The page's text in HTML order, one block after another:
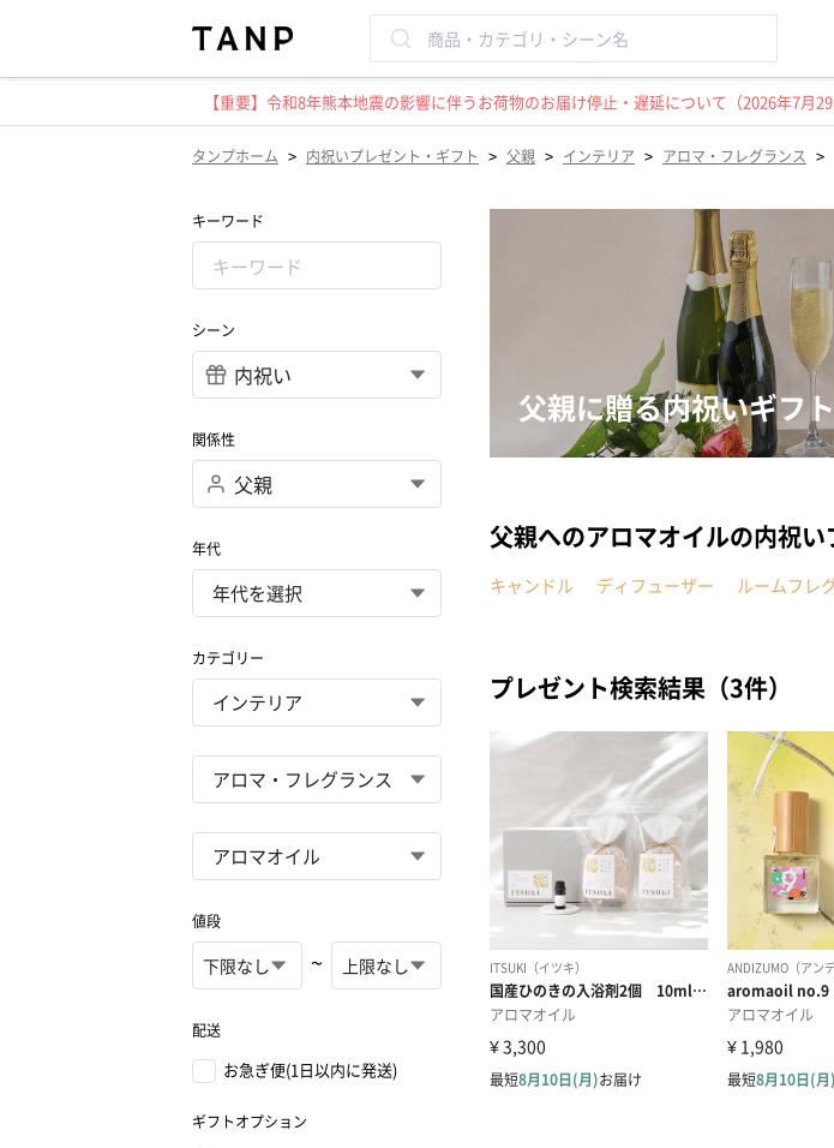
【重要】令和8年熊本地震の影響に伴うお荷物のお届け停止・遅延について（2026年7月29
タンプホーム > 内祝いプレゼント・ギフト > 父親 > インテリア > アロマ・フレグランス >
キーワード
シーン
関係性
年代
カテゴリー
値段
~
配送
お急ぎ便(1日以内に発送)
ギフトオプション
父親に贈る内祝いギフ
父親へのアロマオイルの内祝
キャンドル ディフューザー ルームフレ
プレゼント検索結果（3件）